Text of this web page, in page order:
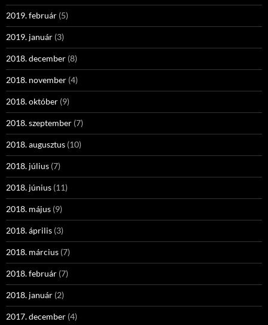
2019. február (5)
2019. január (3)
2018. december (8)
2018. november (4)
2018. október (9)
2018. szeptember (7)
2018. augusztus (10)
2018. július (7)
2018. június (11)
2018. május (9)
2018. április (3)
2018. március (7)
2018. február (7)
2018. január (2)
2017. december (4)